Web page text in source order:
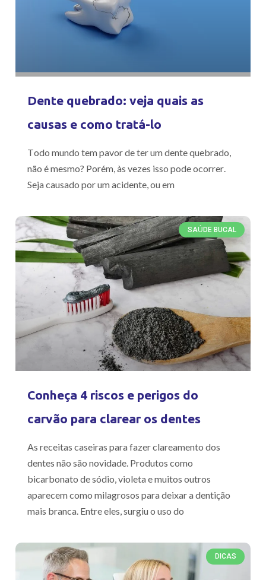
Dente quebrado: veja quais as
causas e como tratá-lo
Todo mundo tem pavor de ter um dente quebrado,
não é mesmo? Porém, às vezes isso pode ocorrer.
Seja causado por um acidente, ou em
SAÚDE BUCAL
Conheça 4 riscos e perigos do
carvão para clarear os dentes
As receitas caseiras para fazer clareamento dos
dentes não são novidade. Produtos como
bicarbonato de sódio, violeta e muitos outros
aparecem como milagrosos para deixar a dentição
mais branca. Entre eles, surgiu o uso do
DICAS